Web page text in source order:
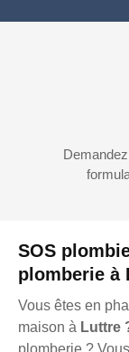
SOS
plomberie à
Vous êtes en
maison à Luttre